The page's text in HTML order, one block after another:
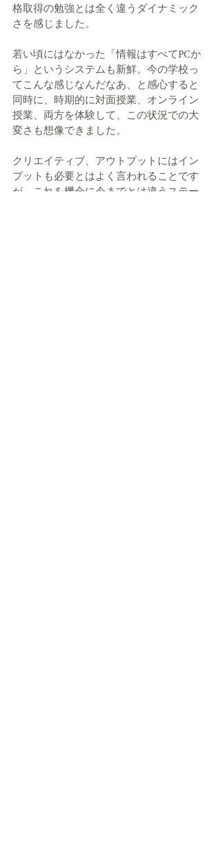
格取得の勉強とは全く違うダイナミック
さを感じました。
若い頃にはなかった「情報はすべてPCか
ら」というシステムも新鮮。今の学校っ
てこんな感じなんだなあ、と感心すると
同時に、時期的に対面授業、オンライン
授業、両方を体験して、この状況での大
変さも想像できました。
クリエイティブ、アウトプットにはイン
プットも必要とはよく言われることです
が、これを機会に今までとは違うステー